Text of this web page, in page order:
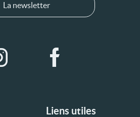
Liens utiles
La newsletter